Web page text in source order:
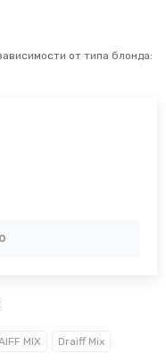
от типа блонда:
MIX Draiff Mix